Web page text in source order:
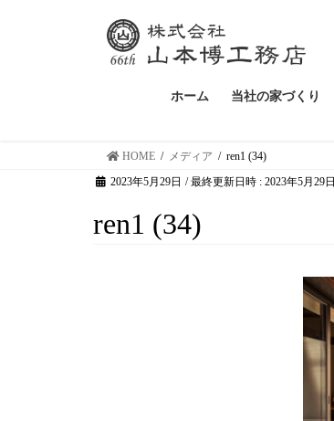
ホーム 当社の家づくり
HOME メディア
ren1 (34)
2023年5月29日 / 最終更新日時 : 2023年5月29日
ren1 (34)